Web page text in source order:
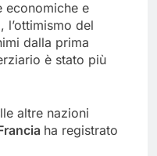
economiche e
l’ottimismo del
dalla prima
è stato più
altre nazioni
ha registrato